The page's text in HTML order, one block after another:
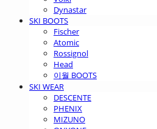
Dynastar
SKI BOOTS
Fischer
Atomic
Rossignol
Head
이월 BOOTS
SKI WEAR
DESCENTE
PHENIX
MIZUNO